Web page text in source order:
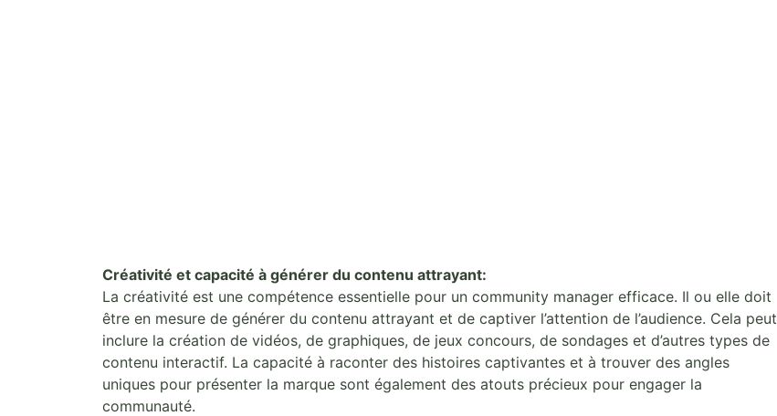
Créativité et capacité à générer du contenu attrayant:
La créativité est une compétence essentielle pour un community manager efficace. Il ou elle doit
être en mesure de générer du contenu attrayant et de captiver l’attention de l’audience. Cela peut
inclure la création de vidéos, de graphiques, de jeux concours, de sondages et d’autres types de
contenu interactif. La capacité à raconter des histoires captivantes et à trouver des angles
uniques pour présenter la marque sont également des atouts précieux pour engager la
communauté.